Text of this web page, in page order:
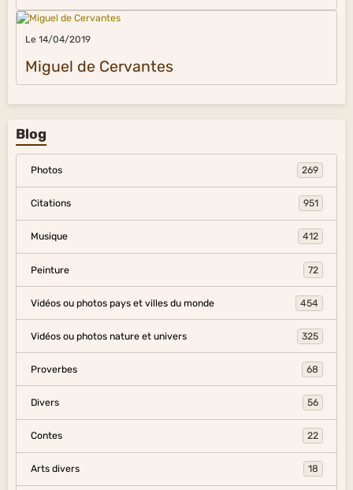
Le 14/04/2019
Miguel de Cervantes
Blog
Photos 269
Citations 951
Musique 412
Peinture 72
Vidéos ou photos pays et villes du monde 454
Vidéos ou photos nature et univers 325
Proverbes 68
Divers 56
Contes 22
Arts divers 18